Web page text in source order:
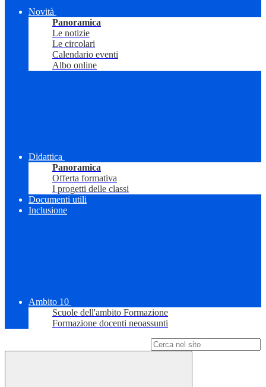
Novità
Panoramica
Le notizie
Le circolari
Calendario eventi
Albo online
Didattica
Panoramica
Offerta formativa
I progetti delle classi
Documenti utili
Inclusione
Ambito 10
Scuole dell'ambito Formazione
Formazione docenti neoassunti